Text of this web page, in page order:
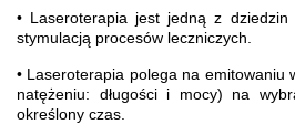
• Laseroterapia jest jedną z
stymulacją procesów leczniczych.
• Laseroterapia polega na emitowaniu
natężeniu: długości i mocy) na
określony czas.